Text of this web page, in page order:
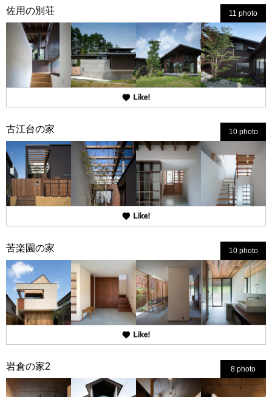
佐用の別荘 11 photo
古江台の家 10 photo
苦楽園の家 10 photo
岩倉の家2 8 photo